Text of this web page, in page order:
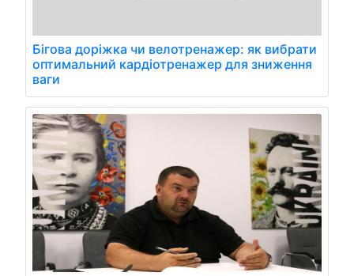
Бігова доріжка чи велотренажер: як вибрати
оптимальний кардіотренажер для зниження
ваги